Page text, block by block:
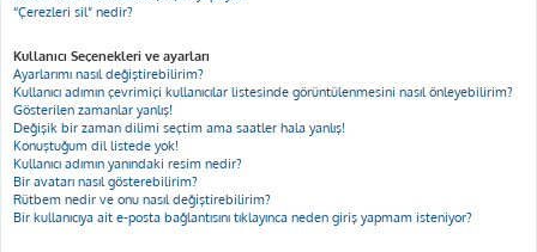
“Çerezleri sil” nedir?
Kullanıcı Seçenekleri ve ayarları
Ayarlarımı nasıl değiştirebilirim?
Kullanıcı adımın çevrimiçi kullanıcılar listesinde görüntülenmesini nasıl önleyebilirim?
Gösterilen zamanlar yanlış!
Değişik bir zaman dilimi seçtim ama saatler hala yanlış!
Konuştuğum dil listede yok!
Kullanıcı adımın yanındaki resim nedir?
Bir avatarı nasıl gösterebilirim?
Rütbem nedir ve onu nasıl değiştirebilirim?
Bir kullanıcıya ait e-posta bağlantısını tıklayınca neden giriş yapmam isteniyor?